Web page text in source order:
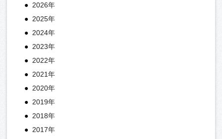
2026年
2025年
2024年
2023年
2022年
2021年
2020年
2019年
2018年
2017年